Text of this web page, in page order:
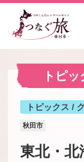
トピッ
トピックス /
秋田市
東北・北